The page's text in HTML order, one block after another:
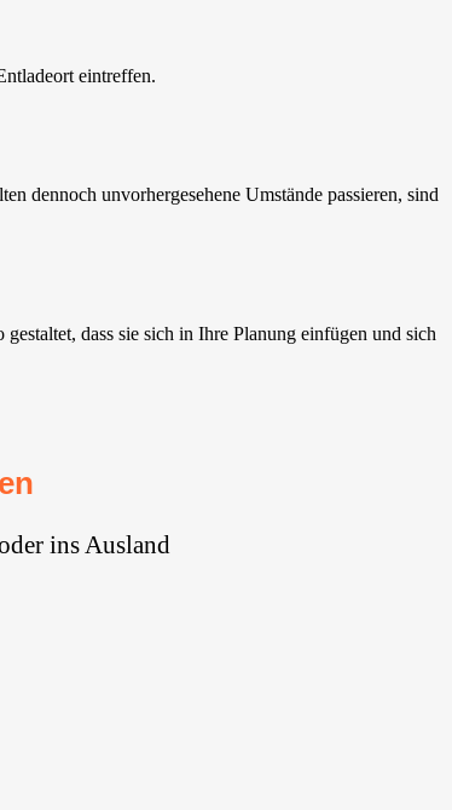
eintreffen.
dennoch unvorhergesehene Umstände passieren, sind
dass sie sich in Ihre Planung einfügen und sich
ins Ausland